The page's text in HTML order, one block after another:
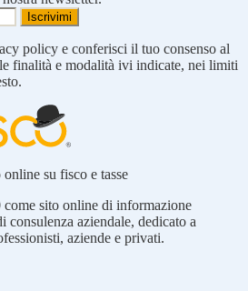
policy e conferisci il tuo consenso al
finalità e modalità ivi indicate, nei limiti
su fisco e tasse
sito online di informazione
consulenza aziendale, dedicato a
aziende e privati.